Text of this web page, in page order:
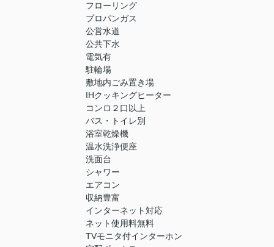
フローリング
プロパンガス
公営水道
公共下水
電気有
駐輪場
敷地内ごみ置き場
IHクッキングヒーター
コンロ２口以上
バス・トイレ別
浴室乾燥機
温水洗浄便座
洗面台
シャワー
エアコン
収納豊富
インターネット対応
ネット使用料無料
TVモニタ付インターホン